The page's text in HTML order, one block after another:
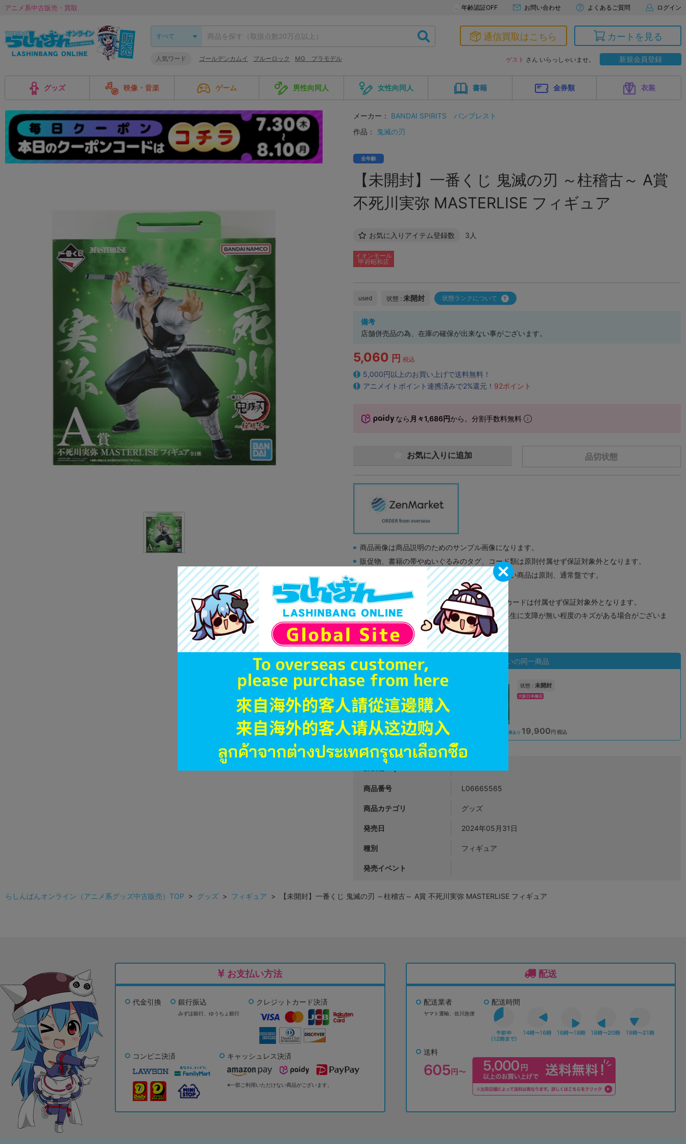
アニメ系中古販売・買取 年齢認証OFF お問い合わせ よくあるご質問 ログイン
人気ワード ゴールデンカムイ ブルーロック MG プラモデル
通信買取はこちら カートを見る
ゲスト さん いらっしゃいませ。 新規会員登録
グッズ 映像・音楽 ゲーム 男性向同人 女性向同人 書籍 金券類 衣装
メーカー： BANDAI SPIRITS
バンプレスト
作品：
鬼滅の刃
全年齢
【未開封】一番くじ 鬼滅の刃 ～柱稽古～ A賞
不死川実弥 MASTERLISE フィギュア
お気に入りアイテム登録数 3人
イオンモール
甲府昭和店
used 状態 : 未開封 状態ランクについて
備考
店舗併売品の為、在庫の確保が出来ない事がございます。
5,060 円 税込
5,000円以上のお買い上げで送料無料！
アニメイトポイント連携済みで2%還元！ 92ポイント
なら 月々1,686円から。分割手数料無料
品切状態
お気に入りに追加
商品画像は商品説明のためのサンプル画像になります。
販促物、書籍の帯やぬいぐるみのタグ、コード類は原則付属せず保証対象外となります。
商品名や備考欄に特別な記載が無い限り取り扱い商品は原則、通常盤です。
「電池」は原則として保証対象外となります。
ゲーム機本体には、SDカードなどのメモリーカードは付属せず保証対象外となります。
ディスク類の読み取り面のキズに関しまして再生に支障が無い程度のキズがある場合がございま
す。
※詳細につきましてはコチラ
状態違いの同一商品
状態 :A
品切状態 9,990円 税込
状態 : 未開封
大阪日本橋店
在庫あり 19,900 円 税込
JANコード
商品番号 L06665565
商品カテゴリ グッズ
発売日 2024年05月31日
種別 フィギュア
発売イベント
らしんばんオンライン（アニメ系グッズ中古販売）TOP > グッズ > フィギュア > 【未開封】一番くじ 鬼滅の刃 ～柱稽古～ A賞 不死川実弥 MASTERLISE フィギュア
お支払い方法
代金引換 銀行振込
みずほ銀行、 ゆうちょ銀行
クレジットカード決済
コンビニ決済 キャッシュレス決済
※一部ご利用いただけない商品がございます。
配送
配送業者
ヤマト運輸、佐川急便
配送時間
送料